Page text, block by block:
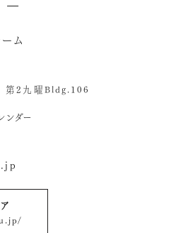
ム
第2九曜Bldg.106
ンダー